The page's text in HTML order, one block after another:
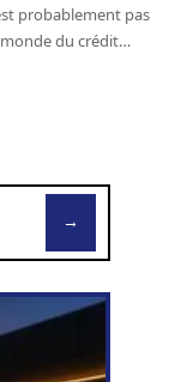
probablement pas
du crédit…